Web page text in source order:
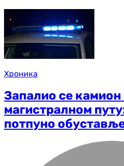
Хроника
Запалио се камион
магистралном
потпуно